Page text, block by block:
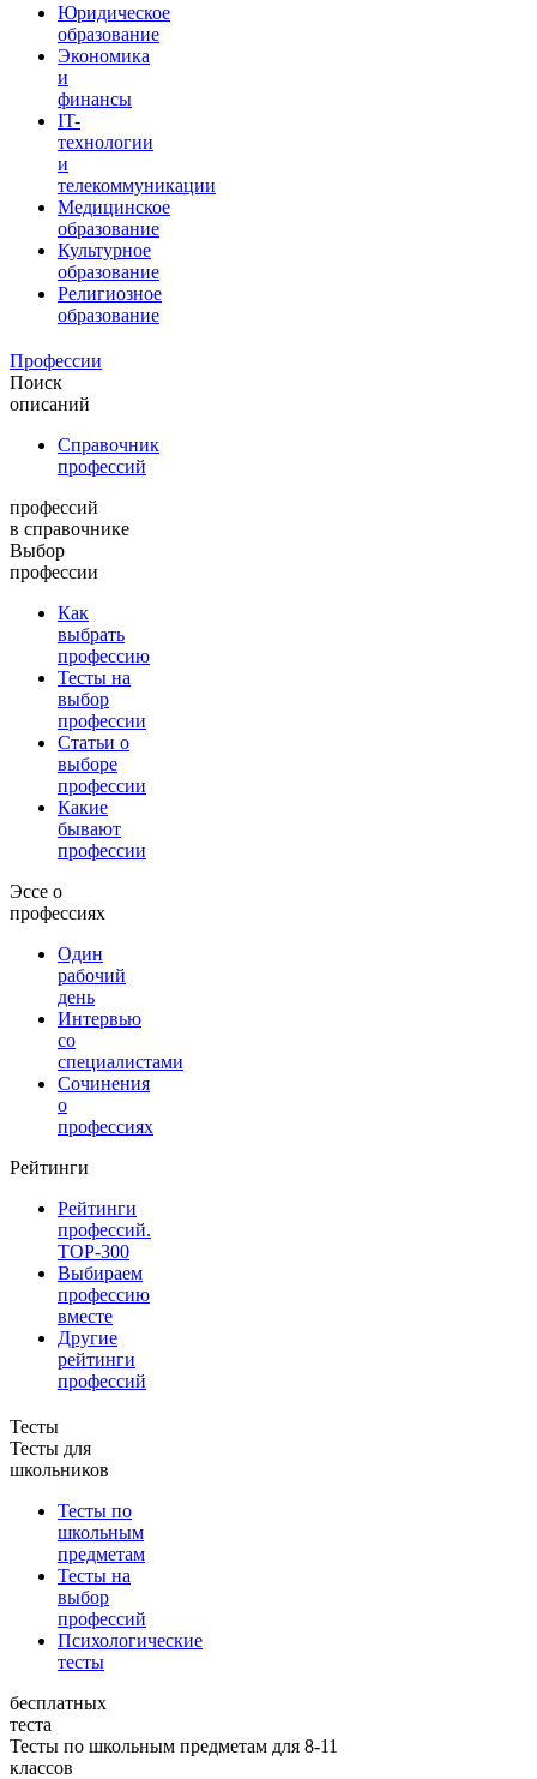
Юридическое
образование
Экономика
и
финансы
IT-
технологии
и
телекоммуникации
Медицинское
образование
Культурное
образование
Религиозное
образование
Профессии
Поиск
описаний
Справочник
профессий
профессий
в справочнике
Выбор
профессии
Как
выбрать
профессию
Тесты на
выбор
профессии
Статьи о
выборе
профессии
Какие
бывают
профессии
Эссе о
профессиях
Один
рабочий
день
Интервью
со
специалистами
Сочинения
о
профессиях
Рейтинги
Рейтинги
профессий.
TOP-300
Выбираем
профессию
вместе
Другие
рейтинги
профессий
Тесты
Тесты для
школьников
Тесты по
школьным
предметам
Тесты на
выбор
профессий
Психологические
тесты
бесплатных
теста
Тесты по школьным предметам для 8-11
классов